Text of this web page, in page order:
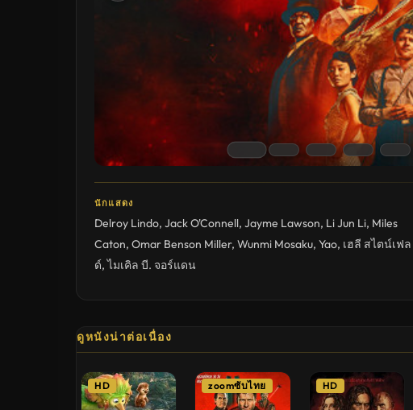
นักแสดง
Delroy Lindo, Jack O'Connell, Jayme Lawson, Li Jun Li, Miles
Caton, Omar Benson Miller, Wunmi Mosaku, Yao, เฮลี สไตน์เฟล
ด์,ไมเคิล บี. จอร์แดน
ดูหนังน่าต่อเนื่อง
HD zoomซับไทย HD